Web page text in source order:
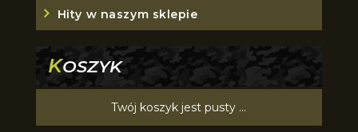
Hity w naszym sklepie
KOSZYK
Twój koszyk jest pusty ...